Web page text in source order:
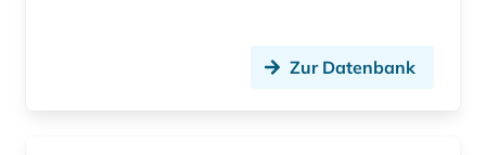
Zur Datenbank